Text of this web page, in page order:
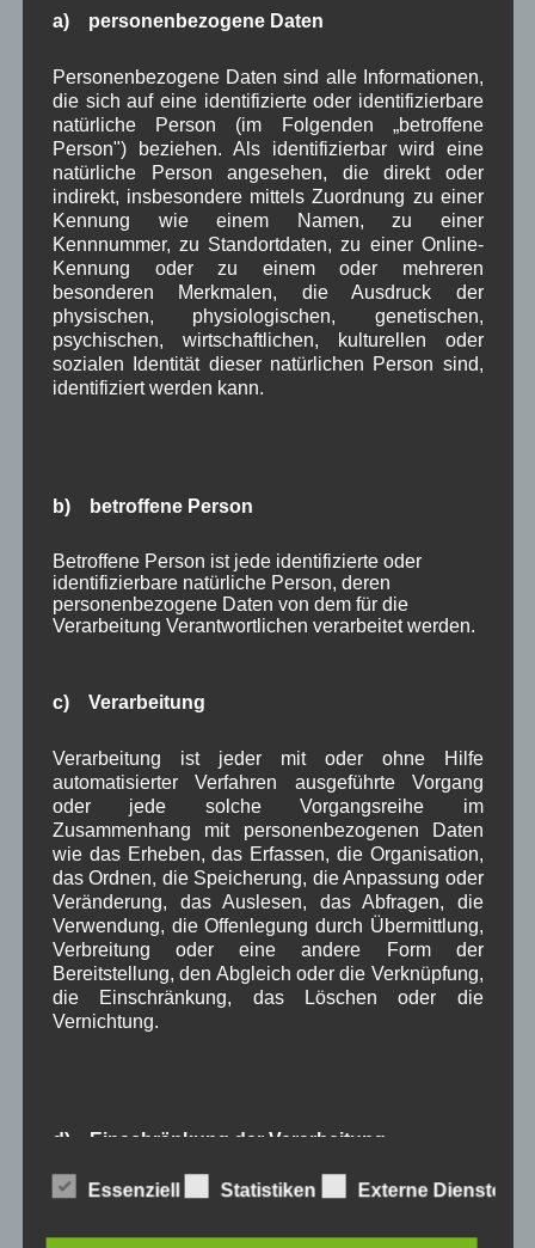
August 2024(2)
Juni 2024(4)
Mai 2024(4)
April 2024(5)
März 2024 (4)
Februar 2024 (4)
Januar 2024(5)
Dezember 2023
(8)
November 2023(5)
Oktober 2023
(8)
September 2023
(8)
August 2023(4)
Juli 2023
Juni 2023(7)
Januar 2023(8)
November 2022(8)
Oktober 2022(8)
September 2022(2)
August 2022(6)
Mai 2022(5)
März 2022(6)
Februar 2022(4)
Januar 2022(3)
Dezember 2021(7)
November 2021(9)
Oktober 2021(8)
September 2021(8)
August 2021(4)
Juli 2021(10)
Juni 2021(9)
Mai 2021(5)
April 2021(4)
Dezember 2020(7)
Oktober 2020(7)
August 2020(8)
a) personenbezogene Daten
Personenbezogene Daten sind alle Informationen,
die sich auf eine identifizierte oder identifizierbare
natürliche Person (im Folgenden „betroffene
Person") beziehen. Als identifizierbar wird eine
natürliche Person angesehen, die direkt oder
indirekt, insbesondere mittels Zuordnung zu einer
Kennung wie einem Namen, zu einer
Kennnummer, zu Standortdaten, zu einer Online-
Kennung oder zu einem oder mehreren
besonderen Merkmalen, die Ausdruck der
physischen, physiologischen, genetischen,
psychischen, wirtschaftlichen, kulturellen oder
sozialen Identität dieser natürlichen Person sind,
identifiziert werden kann.
b) betroffene Person
Betroffene Person ist jede identifizierte oder
identifizierbare natürliche Person, deren
personenbezogene Daten von dem für die
Verarbeitung Verantwortlichen verarbeitet werden.
c) Verarbeitung
Verarbeitung ist jeder mit oder ohne Hilfe
automatisierter Verfahren ausgeführte Vorgang
oder jede solche Vorgangsreihe im
Zusammenhang mit personenbezogenen Daten
wie das Erheben, das Erfassen, die Organisation,
das Ordnen, die Speicherung, die Anpassung oder
Veränderung, das Auslesen, das Abfragen, die
Verwendung, die Offenlegung durch Übermittlung,
Verbreitung oder eine andere Form der
Bereitstellung, den Abgleich oder die Verknüpfung,
die Einschränkung, das Löschen oder die
Vernichtung.
d) Einschränkung der Verarbeitung
Einschränkung der Verarbeitung ist die Markierung
Essenziell Statistiken Externe Dienste